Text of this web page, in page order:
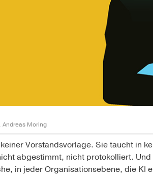
Andreas Moring
Vorstandsvorlage. Sie taucht in
abgestimmt, nicht protokolliert.
in jeder Organisationsebene, die KI